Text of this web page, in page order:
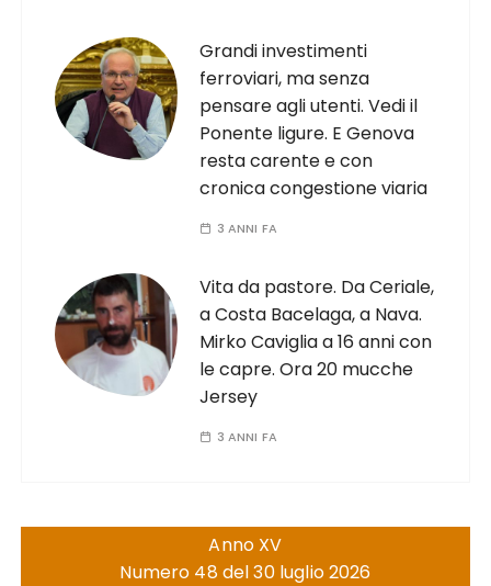
Grandi investimenti
ferroviari, ma senza
pensare agli utenti. Vedi il
Ponente ligure. E Genova
resta carente e con
cronica congestione viaria
3 ANNI FA
Vita da pastore. Da Ceriale,
a Costa Bacelaga, a Nava.
Mirko Caviglia a 16 anni con
le capre. Ora 20 mucche
Jersey
3 ANNI FA
Anno XV
Numero 48 del 30 luglio 2026